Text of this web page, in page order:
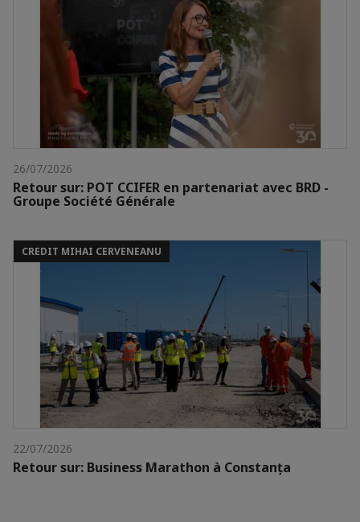
26/07/2026
Retour sur: POT CCIFER en partenariat avec BRD -
Groupe Société Générale
CREDIT MIHAI CERVENEANU
22/07/2026
Retour sur: Business Marathon à Constanța